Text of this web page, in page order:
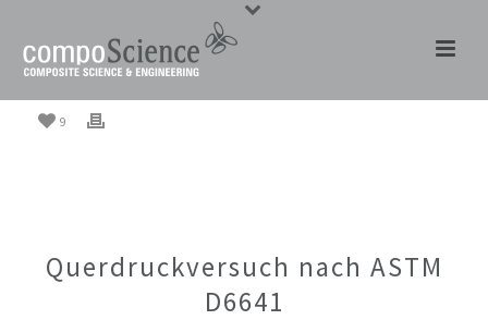
9
Querdruckversuch nach ASTM
D6641